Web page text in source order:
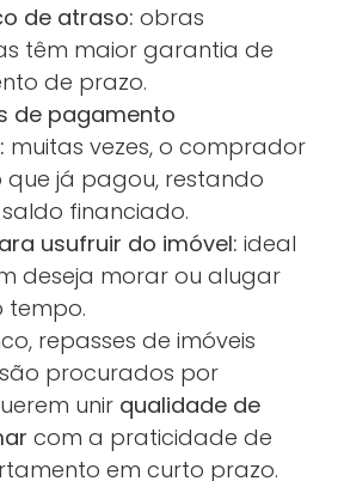
de atraso: obras
têm maior garantia de
de prazo.
de pagamento
muitas vezes, o comprador
que já pagou, restando
financiado.
usufruir do imóvel: ideal
deseja morar ou alugar
tempo.
repasses de imóveis
procurados por
unir qualidade de
com a praticidade de
em curto prazo.